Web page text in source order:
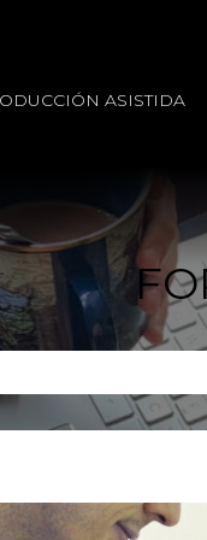
ASISTIDA